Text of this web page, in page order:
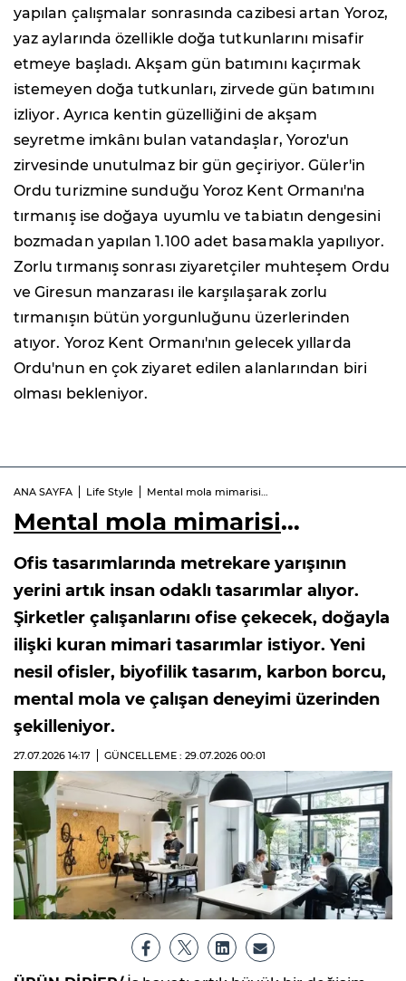
yapılan çalışmalar sonrasında cazibesi artan Yoroz,
yaz aylarında özellikle doğa tutkunlarını misafir
etmeye başladı. Akşam gün batımını kaçırmak
istemeyen doğa tutkunları, zirvede gün batımını
izliyor. Ayrıca kentin güzelliğini de akşam
seyretme imkânı bulan vatandaşlar, Yoroz'un
zirvesinde unutulmaz bir gün geçiriyor. Güler'in
Ordu turizmine sunduğu Yoroz Kent Ormanı'na
tırmanış ise doğaya uyumlu ve tabiatın dengesini
bozmadan yapılan 1.100 adet basamakla yapılıyor.
Zorlu tırmanış sonrası ziyaretçiler muhteşem Ordu
ve Giresun manzarası ile karşılaşarak zorlu
tırmanışın bütün yorgunluğunu üzerlerinden
atıyor. Yoroz Kent Ormanı'nın gelecek yıllarda
Ordu'nun en çok ziyaret edilen alanlarından biri
olması bekleniyor.
ANA SAYFA Life Style Mental mola mimarisi…
Mental mola mimarisi…
Ofis tasarımlarında metrekare yarışının
yerini artık insan odaklı tasarımlar alıyor.
Şirketler çalışanlarını ofise çekecek, doğayla
ilişki kuran mimari tasarımlar istiyor. Yeni
nesil ofisler, biyofilik tasarım, karbon borcu,
mental mola ve çalışan deneyimi üzerinden
şekilleniyor.
27.07.2026 14:17 GÜNCELLEME : 29.07.2026 00:01